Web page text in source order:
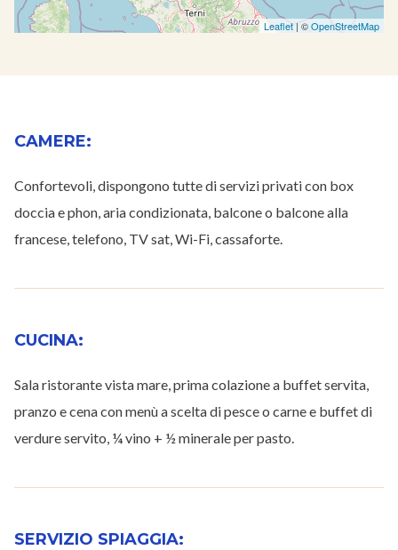
Leaflet | ©OpenStreetMap
CAMERE:
Confortevoli, dispongono tutte di servizi privati con box
doccia e phon, aria condizionata, balcone o balcone alla
francese, telefono, TV sat, Wi-Fi, cassaforte.
CUCINA:
Sala ristorante vista mare, prima colazione a buffet servita,
pranzo e cena con menù a scelta di pesce o carne e buffet di
verdure servito, ¼ vino + ½ minerale per pasto.
SERVIZIO SPIAGGIA: